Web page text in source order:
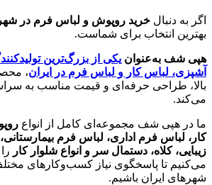
اگر به دنبال خرید روپوش و لباس فرم در شهر
بهترین انتخاب برای شماست.
هپی شف به‌عنوان یکی از بزرگ‌ترین
آشپزی، لباس کار و لباس فرم در ایران،
بالا، طراحی حرفه‌ای و قیمت مناسب به
می‌کند.
ما در هپی شف مجموعه‌ای کامل از انواع
کار، لباس فرم اداری، لباس فرم
زیبایی، کلاه، دستمال سر و انواع شلوار کار
می‌کنیم تا پاسخگوی نیاز کسب‌وکارهای
شهرهای ایران باشیم.